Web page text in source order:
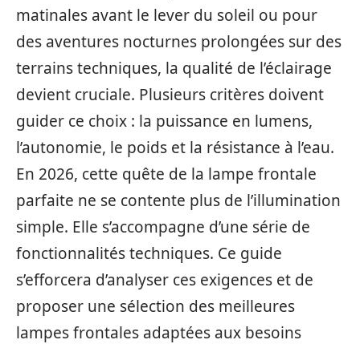
matinales avant le lever du soleil ou pour
des aventures nocturnes prolongées sur des
terrains techniques, la qualité de l’éclairage
devient cruciale. Plusieurs critères doivent
guider ce choix : la puissance en lumens,
l’autonomie, le poids et la résistance à l’eau.
En 2026, cette quête de la lampe frontale
parfaite ne se contente plus de l’illumination
simple. Elle s’accompagne d’une série de
fonctionnalités techniques. Ce guide
s’efforcera d’analyser ces exigences et de
proposer une sélection des meilleures
lampes frontales adaptées aux besoins